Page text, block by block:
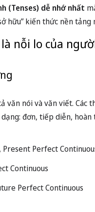
(Tenses) dễ nhớ nhất
hữu” kiến thức nền tảng
nỗi lo của
nói và văn viết. Các
đơn, tiếp diễn,
Perfect
Continuous
Perfect Continuous